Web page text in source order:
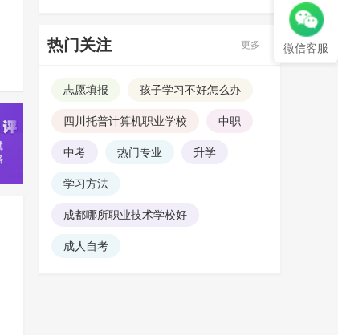
热门关注 更多
志愿填报 孩子学习不好怎么办
四川托普计算机职业学校 中职
中考 热门专业 升学
学习方法
成都哪所职业技术学校好
成人自考
微信客服